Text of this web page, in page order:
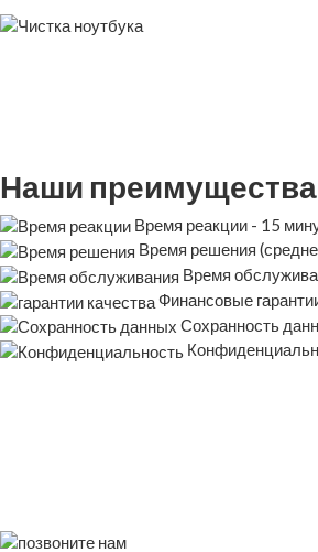
Наши преимущества
Время реакции - 15
Время решения
Время
Финансовые
Сохранность